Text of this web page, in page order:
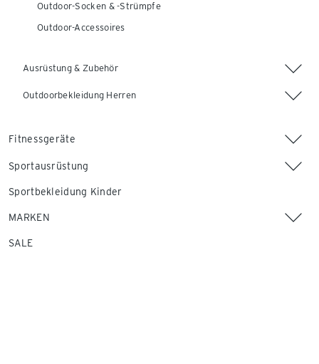
Outdoor-Socken & -Strümpfe
Outdoor-Accessoires
Ausrüstung & Zubehör
Outdoorbekleidung Herren
Fitnessgeräte
Sportausrüstung
Sportbekleidung Kinder
MARKEN
SALE